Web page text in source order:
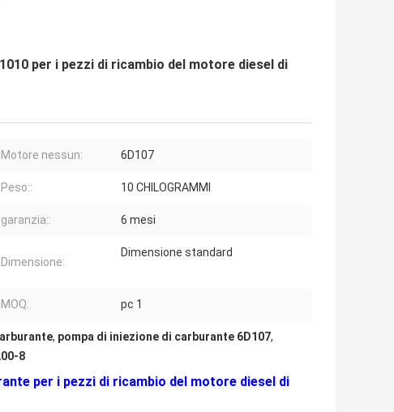
per i pezzi di ricambio del motore diesel di
Motore nessun: 6D107
Peso:: 10 CHILOGRAMMI
garanzia:: 6 mesi
Dimensione:
Dimensione standard
MOQ: pc 1
, pompa di iniezione di carburante 6D107,
8
per i pezzi di ricambio del motore diesel di